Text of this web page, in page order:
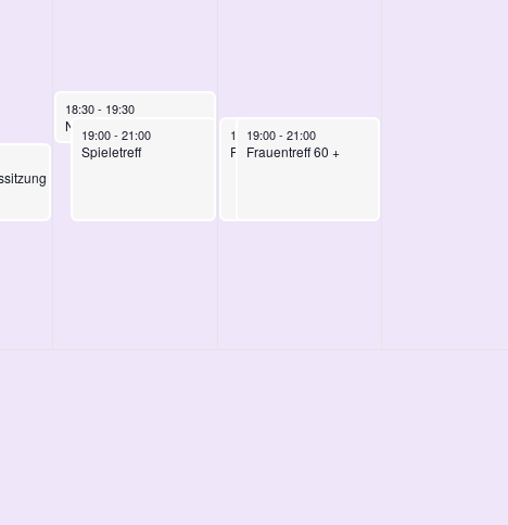
September 17, 2025
18:30- 19:30
Nordstadt teilt
September 17, 2025
19:00-21:00
Spieletreff
September 18, 2025
19:00-21:00
Frauentreff 60 +
September 18, 2025
19:00- 21:00
Frauentreff 60 +